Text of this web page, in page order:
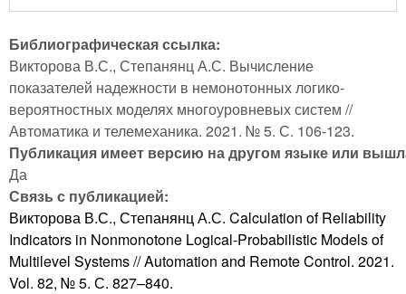
Библиографическая ссылка:
Викторова В.С., Степанянц А.С. Вычисление
показателей надежности в немонотонных логико-
вероятностных моделях многоуровневых систем //
Автоматика и телемеханика. 2021. № 5. С. 106-123.
Публикация имеет версию на другом языке или
Да
Связь с публикацией:
Викторова В.С., Степанянц А.С. Calculation of Reliability
Indicators in Nonmonotone Logical-Probabilistic Models of
Multilevel Systems // Automation and Remote Control. 2021.
Vol. 82, № 5. С. 827–840.